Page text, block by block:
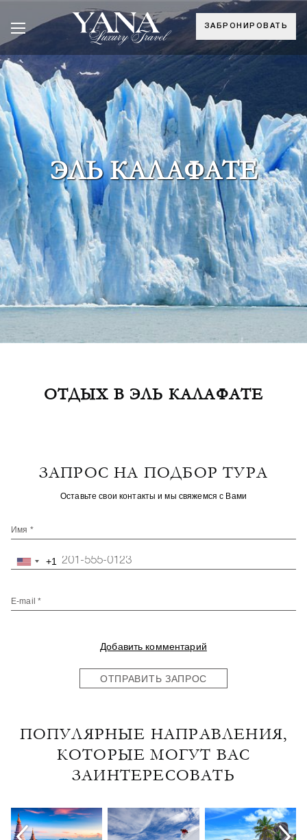
ЗАБРОНИРОВАТЬ
ЭЛЬ КАЛАФАТЕ
ОТДЫХ В ЭЛЬ КАЛАФАТЕ
ЗАПРОС НА ПОДБОР ТУРА
Оставьте свои контакты и мы свяжемся с Вами
Имя *
United+1
E-mail *
Добавить комментарий
ОТПРАВИТЬ ЗАПРОС
ПОПУЛЯРНЫЕ НАПРАВЛЕНИЯ,
КОТОРЫЕ МОГУТ ВАС
ЗАИНТЕРЕСОВАТЬ